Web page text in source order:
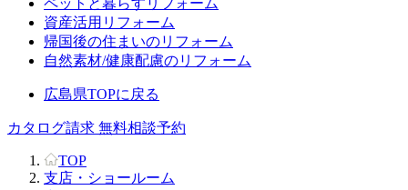
ペットと暮らすリフォーム
資産活用リフォーム
帰国後の住まいのリフォーム
自然素材/健康配慮のリフォーム
広島県TOPに戻る
カタログ請求 無料相談予約
TOP
支店・ショールーム